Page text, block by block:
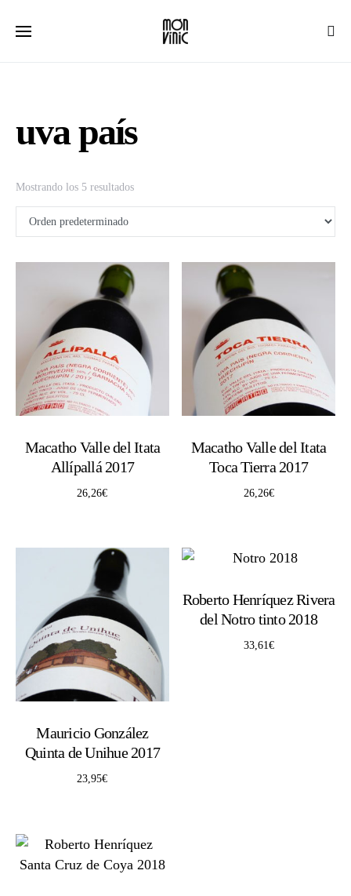
uva país
Mostrando los 5 resultados
Macatho Valle del Itata
Allípallá 2017
26,26€
Macatho Valle del Itata
Toca Tierra 2017
26,26€
Mauricio González
Quinta de Unihue 2017
23,95€
Roberto Henríquez Rivera
del Notro tinto 2018
33,61€